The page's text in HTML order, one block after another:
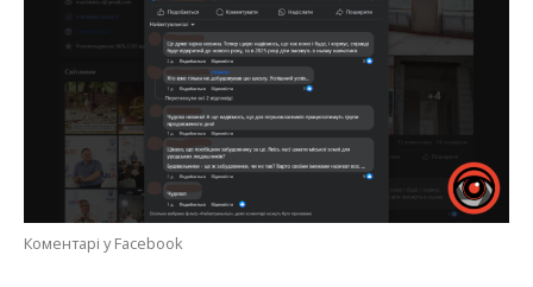
Коментарі у Facebook